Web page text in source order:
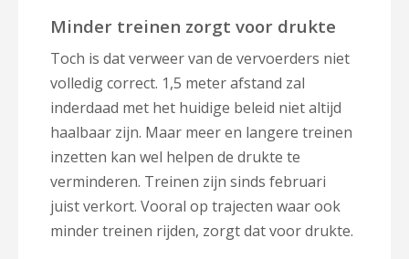
Minder treinen zorgt voor drukte
Toch is dat verweer van de vervoerders niet
volledig correct. 1,5 meter afstand zal
inderdaad met het huidige beleid niet altijd
haalbaar zijn. Maar meer en langere treinen
inzetten kan wel helpen de drukte te
verminderen. Treinen zijn sinds februari
juist verkort. Vooral op trajecten waar ook
minder treinen rijden, zorgt dat voor drukte.